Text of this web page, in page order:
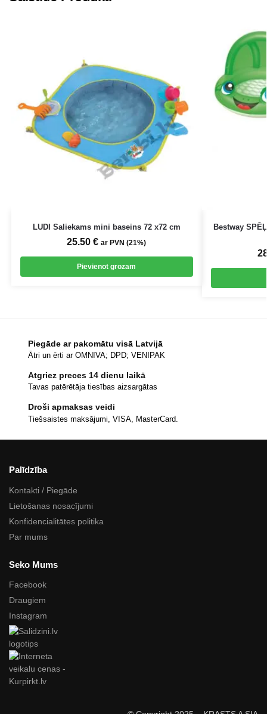
LUDI Saliekams mini baseins 72 x72 cm
25.50€ ar PVN (21%)
Pievienot grozam
Bestway
Piegāde ar pakomātu visā Latvijā
Ātri un ērti ar OMNIVA; DPD; VENIPAK
Atgriez preces 14 dienu laikā
Tavas patērētāja tiesības aizsargātas
Droši apmaksas veidi
Tiešsaistes maksājumi, VISA, MasterCard.
Palīdzība
Kontakti / Piegāde
Lietošanas nosacījumi
Konfidencialitātes politika
Par mums
Seko Mums
Facebook
Draugiem
Instagram